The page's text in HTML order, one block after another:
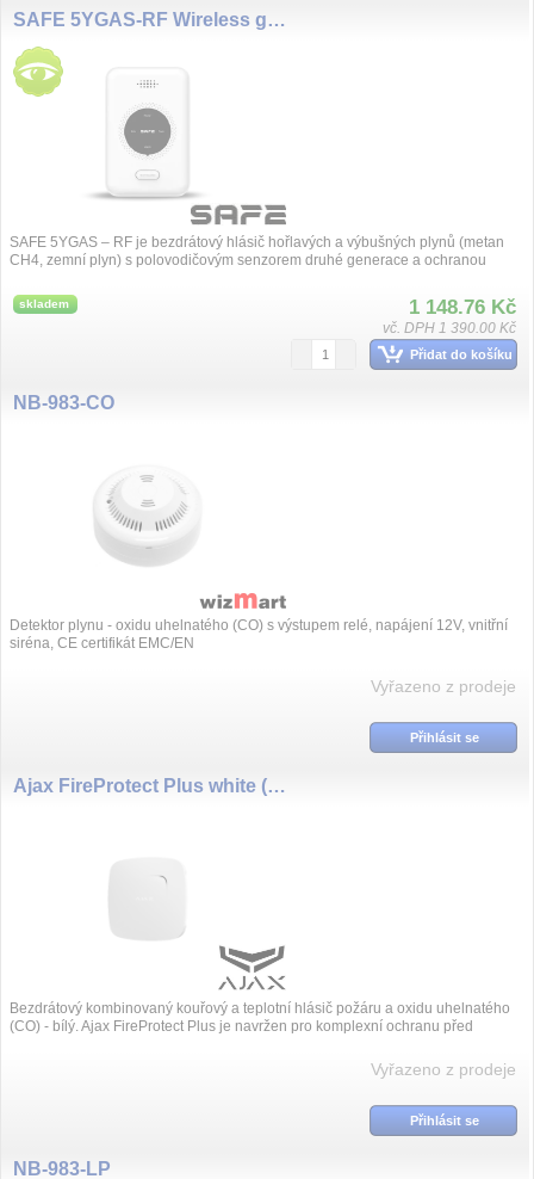
SAFE 5YGAS-RF Wireless gas detector
SAFE 5YGAS – RF je bezdrátový hlásič hořlavých a výbušných plynů (metan
CH4, zemní plyn) s polovodičovým senzorem druhé generace a ochranou
skladem 1 148.76 Kč
vč. DPH 1 390.00 Kč
Přidat do košíku
NB-983-CO
Detektor plynu - oxidu uhelnatého (CO) s výstupem relé, napájení 12V, vnitřní
siréna, CE certifikát EMC/EN
Vyřazeno z prodeje
Přihlásit se
Ajax FireProtect Plus white (8219)
Bezdrátový kombinovaný kouřový a teplotní hlásič požáru a oxidu uhelnatého
(CO) - bílý. Ajax FireProtect Plus je navržen pro komplexní ochranu před
Vyřazeno z prodeje
Přihlásit se
NB-983-LP